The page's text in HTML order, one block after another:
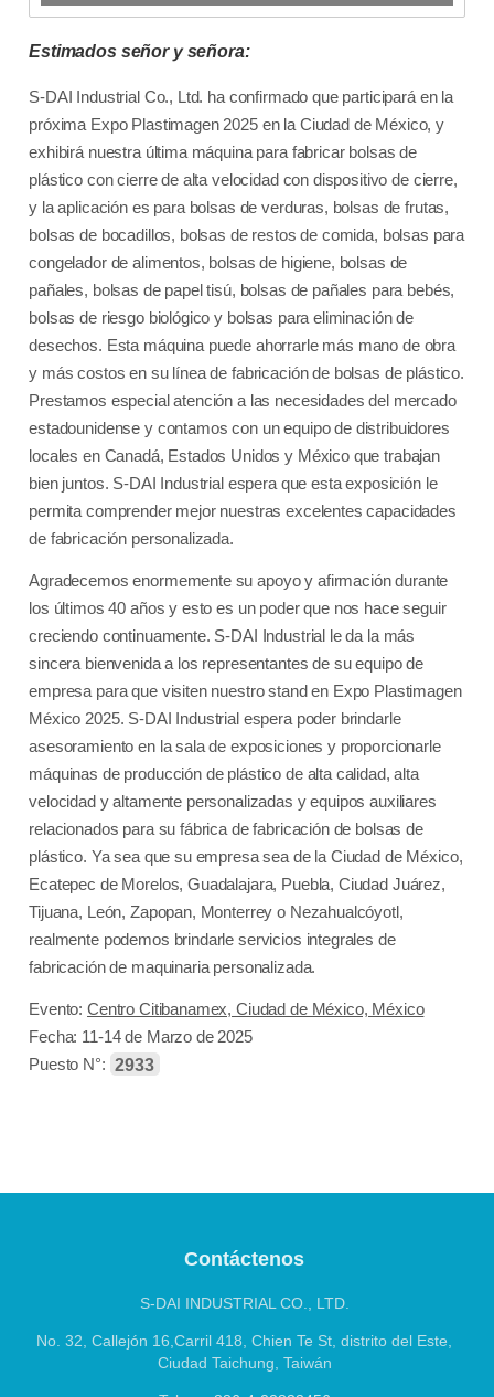
Estimados señor y señora:
S-DAI Industrial Co., Ltd. ha confirmado que participará en la
próxima Expo Plastimagen 2025 en la Ciudad de México, y
exhibirá nuestra última máquina para fabricar bolsas de
plástico con cierre de alta velocidad con dispositivo de cierre,
y la aplicación es para bolsas de verduras, bolsas de frutas,
bolsas de bocadillos, bolsas de restos de comida, bolsas para
congelador de alimentos, bolsas de higiene, bolsas de
pañales, bolsas de papel tisú, bolsas de pañales para bebés,
bolsas de riesgo biológico y bolsas para eliminación de
desechos. Esta máquina puede ahorrarle más mano de obra
y más costos en su línea de fabricación de bolsas de plástico.
Prestamos especial atención a las necesidades del mercado
estadounidense y contamos con un equipo de distribuidores
locales en Canadá, Estados Unidos y México que trabajan
bien juntos. S-DAI Industrial espera que esta exposición le
permita comprender mejor nuestras excelentes capacidades
de fabricación personalizada.
Agradecemos enormemente su apoyo y afirmación durante
los últimos 40 años y esto es un poder que nos hace seguir
creciendo continuamente. S-DAI Industrial le da la más
sincera bienvenida a los representantes de su equipo de
empresa para que visiten nuestro stand en Expo Plastimagen
México 2025. S-DAI Industrial espera poder brindarle
asesoramiento en la sala de exposiciones y proporcionarle
máquinas de producción de plástico de alta calidad, alta
velocidad y altamente personalizadas y equipos auxiliares
relacionados para su fábrica de fabricación de bolsas de
plástico. Ya sea que su empresa sea de la Ciudad de México,
Ecatepec de Morelos, Guadalajara, Puebla, Ciudad Juárez,
Tijuana, León, Zapopan, Monterrey o Nezahualcóyotl,
realmente podemos brindarle servicios integrales de
fabricación de maquinaria personalizada.
Evento:Centro Citibanamex, Ciudad de México, México
Fecha: 11-14 de Marzo de 2025
Puesto N°: 2933
S-DAI INDUSTRIAL CO., LTD.
No. 32, Callejón 16,Carril 418, Chien Te St, distrito del Este,
Ciudad Taichung, Taiwán